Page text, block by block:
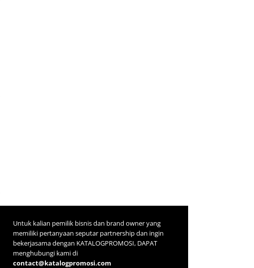
Untuk kalian pemilik bisnis dan brand owner yang
memiliki pertanyaan seputar partnership dan ingin
bekerjasama dengan KATALOGPROMOSI, DAPAT
menghubungi kami di
contact@katalogpromosi.com